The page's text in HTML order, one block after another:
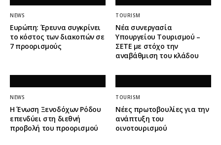
NEWS
Ευρώπη: Έρευνα συγκρίνει
το κόστος των διακοπών σε
7 προορισμούς
TOURISM
Νέα συνεργασία
Υπουργείου Τουρισμού –
ΣΕΤΕ με στόχο την
αναβάθμιση του κλάδου
NEWS
Η Ένωση Ξενοδόχων Ρόδου
επενδύει στη διεθνή
προβολή του προορισμού
TOURISM
Νέες πρωτοβουλίες για την
ανάπτυξη του
οινοτουρισμού